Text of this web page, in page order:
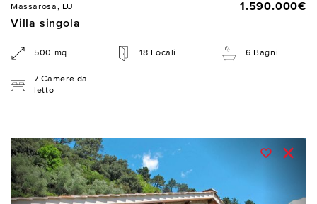
Massarosa, LU
1.590.000€
Villa singola
500 mq 18 Locali 6 Bagni
7 Camere da
letto